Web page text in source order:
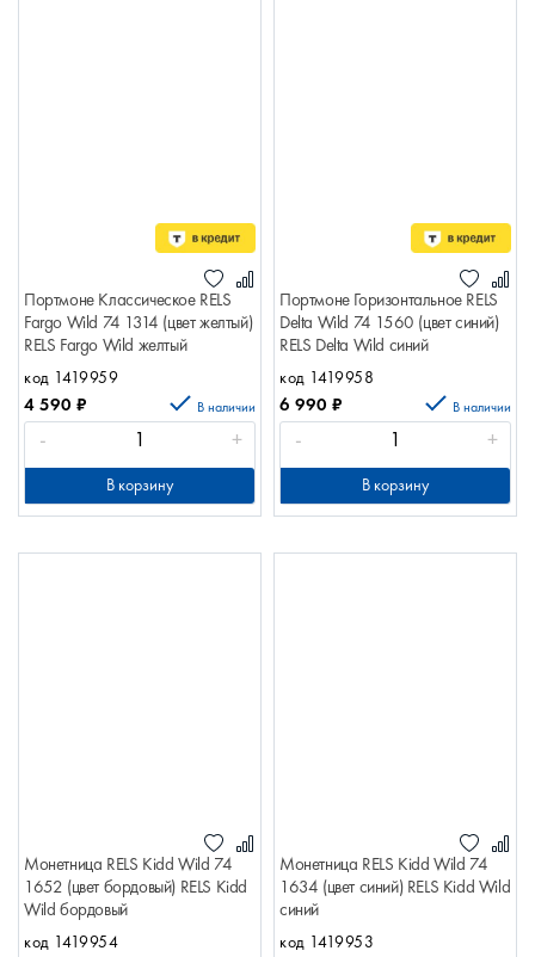
Портмоне Классическое RELS
Fargo Wild 74 1314 (цвет желтый)
RELS Fargo Wild желтый
код 1419959
4 590 ₽ В наличии
- +
В корзину
Портмоне Горизонтальное RELS
Delta Wild 74 1560 (цвет синий)
RELS Delta Wild синий
код 1419958
6 990 ₽ В наличии
- +
В корзину
Монетница RELS Kidd Wild 74
1652 (цвет бордовый) RELS Kidd
Wild бордовый
код 1419954
Монетница RELS Kidd Wild 74
1634 (цвет синий) RELS Kidd Wild
синий
код 1419953